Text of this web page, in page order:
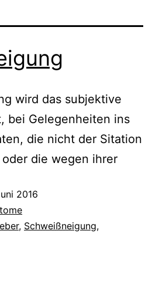
wird das subjektive
bei Gelegenheiten ins
die nicht der Sitation
die wegen ihrer
2016
, Schweißneigung,